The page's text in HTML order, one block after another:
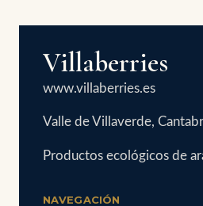
Villaberries
www.villaberries.es
Valle de Villaverde,
Productos ecológicos de
NAVEGACIÓN